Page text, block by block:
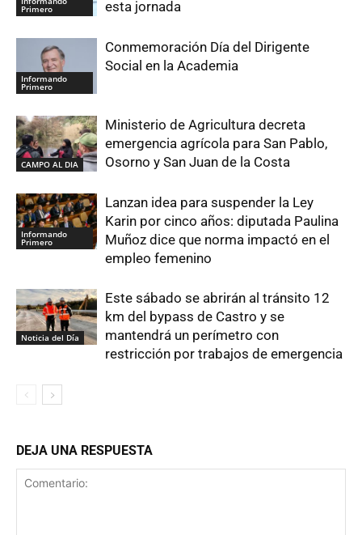
Primero esta jornada
Informando
Primero
Conmemoración Día del Dirigente
Social en la Academia
CAMPO AL DIA
Ministerio de Agricultura decreta
emergencia agrícola para San Pablo,
Osorno y San Juan de la Costa
Informando
Primero
Lanzan idea para suspender la Ley
Karin por cinco años: diputada Paulina
Muñoz dice que norma impactó en el
empleo femenino
Noticia del Día
Este sábado se abrirán al tránsito 12
km del bypass de Castro y se
mantendrá un perímetro con
restricción por trabajos de emergencia
DEJA UNA RESPUESTA